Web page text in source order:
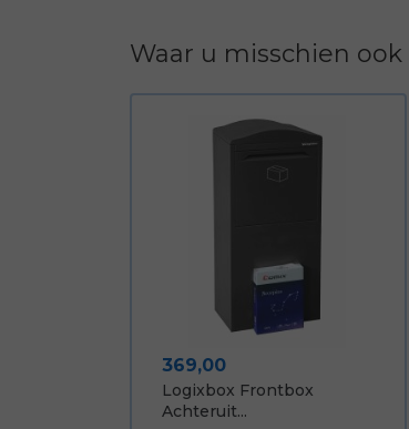
Waar u misschien
Prijs
369,00
Logixbox Frontbox
Achteruit...